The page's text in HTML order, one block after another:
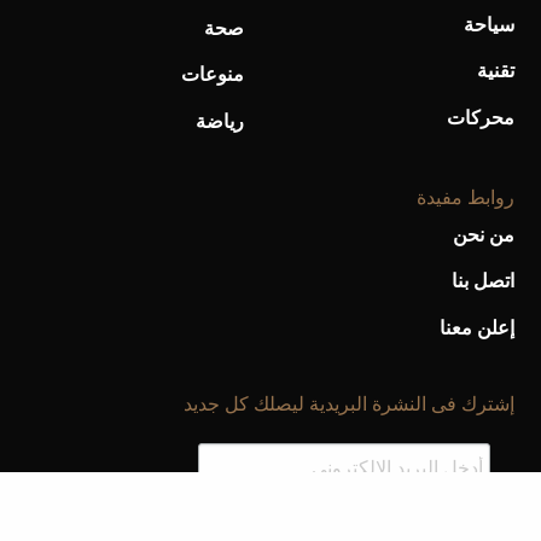
سياحة
تقنية
محركات
صحة
منوعات
رياضة
روابط مفيدة
من نحن
اتصل بنا
إعلن معنا
إشترك فى النشرة البريدية ليصلك كل جديد